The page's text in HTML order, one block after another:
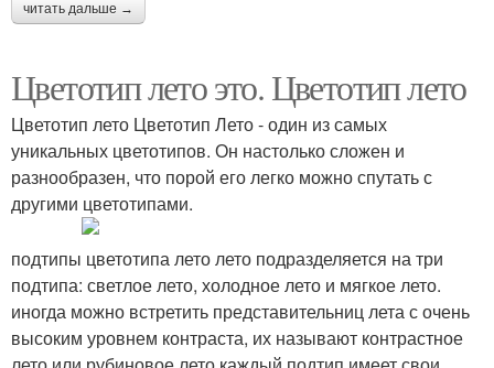
читать дальше →
Цветотип лето это. Цветотип лето
Цветотип лето Цветотип Лето - один из самых
уникальных цветотипов. Он настолько сложен и
разнообразен, что порой его легко можно спутать с
другими цветотипами.
подтипы цветотипа лето лето подразделяется на три
подтипа: светлое лето, холодное лето и мягкое лето.
иногда можно встретить представительниц лета с очень
высоким уровнем контраста, их называют контрастное